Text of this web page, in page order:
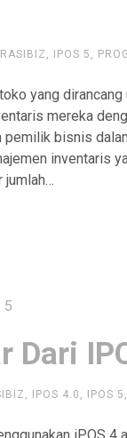
, IPOS 5 ,
yang
mereka
bisnis
inventaris
jumlah…
, IPOS 4.0 , IPOS 5 ,